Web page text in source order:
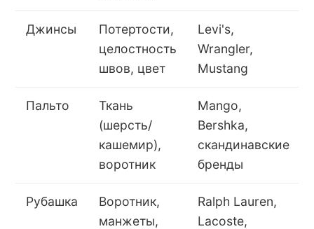
Джинсы
Потертости,
целостность
швов, цвет
Levi's,
Wrangler,
Mustang
Пальто
Ткань
(шерсть/
кашемир),
воротник
Mango,
Bershka,
скандинавские
бренды
Рубашка
Воротник,
манжеты,
Ralph Lauren,
Lacoste,